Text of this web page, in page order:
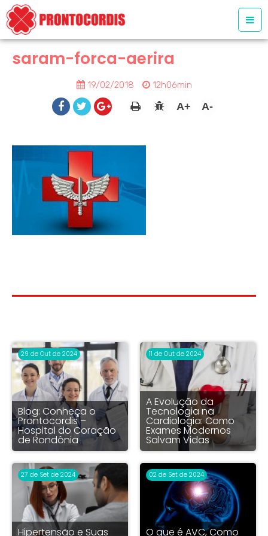
saram-forca-aerira
19/02/2018 12h06min
A+ A-
29 de Out de 2024
Blog: Conheça o
Prontocordis –
Hospital do Coração
de Rondônia
11 de Out de 2024
A Evolução da
Tecnologia na
Cardiologia: Como
Exames Modernos
Salvam Vidas
27 de Set de 2024
Hipertensão e Suas
02 de Set de 2024
O que é AVC, Como